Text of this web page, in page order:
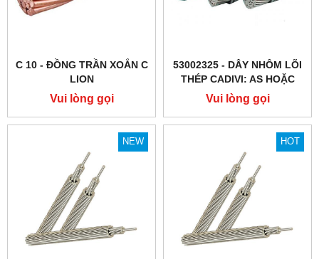
C 10 - ĐỒNG TRẦN XOẮN C
LION
Vui lòng gọi
53002325 - DÂY NHÔM LÕI
THÉP CADIVI: AS HOẶC
(ACSR), TCVN 5064
Vui lòng gọi
NEW HOT